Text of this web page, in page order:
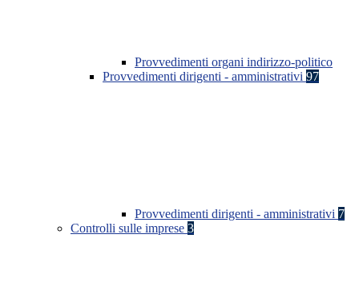
Provvedimenti organi indirizzo-politico
Provvedimenti dirigenti - amministrativi 97
Provvedimenti dirigenti - amministrativi 7
Controlli sulle imprese 3